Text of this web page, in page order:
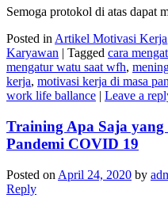
Semoga protokol di atas dapat
Posted in Artikel Motivasi Kerja
Karyawan | Tagged cara
mengatur watu saat wfh,
kerja, motivasi kerja di masa
work life ballance | Leave a
Training Apa Saja
Pandemi COVID 19
Posted on April 24, 2020 by
Reply